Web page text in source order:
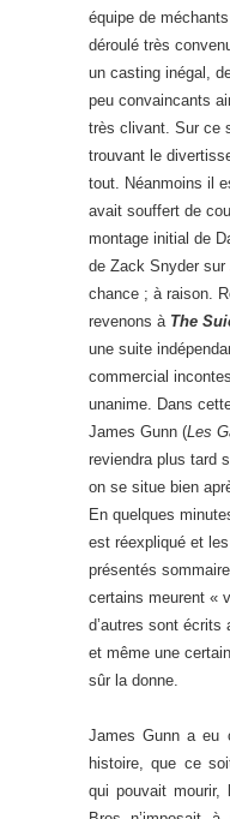
équipe de
déroulé très
un casting inégal,
peu convaincants
très clivant. Sur ce
trouvant le
tout. Néanmoins il
avait souffert de
montage initial de
de Zack Snyder sur
chance ; à raison.
revenons à The
une suite
commercial
unanime. Dans
James Gunn (Les
reviendra plus tard
on se situe bien
En quelques
est réexpliqué et
présentés
certains meurent «
d’autres sont écrits
et même une
sûr la donne.
James Gunn a eu
histoire, que ce
qui pouvait mourir,